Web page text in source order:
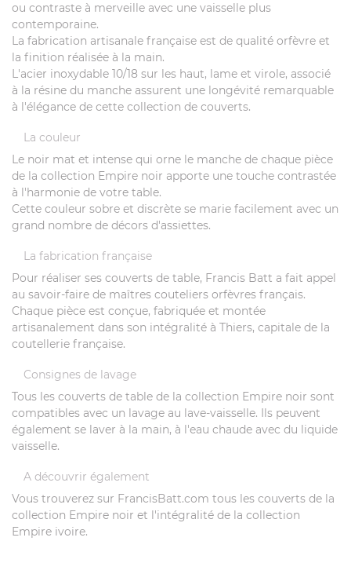
ou contraste à merveille avec une vaisselle plus
contemporaine.
La fabrication artisanale française est de qualité orfèvre et
la finition réalisée à la main.
L'acier inoxydable 10/18 sur les haut, lame et virole, associé
à la résine du manche assurent une longévité remarquable
à l'élégance de cette collection de couverts.
La couleur
Le noir mat et intense qui orne le manche de chaque pièce
de la collection Empire noir apporte une touche contrastée
à l'harmonie de votre table.
Cette couleur sobre et discrète se marie facilement avec un
grand nombre de décors d'assiettes.
La fabrication française
Pour réaliser ses couverts de table, Francis Batt a fait appel
au savoir-faire de maîtres couteliers orfèvres français.
Chaque pièce est conçue, fabriquée et montée
artisanalement dans son intégralité à Thiers, capitale de la
coutellerie française.
Consignes de lavage
Tous les couverts de table de la collection Empire noir sont
compatibles avec un lavage au lave-vaisselle. Ils peuvent
également se laver à la main, à l'eau chaude avec du liquide
vaisselle.
A découvrir également
Vous trouverez sur FrancisBatt.com tous les couverts de la
collection Empire noir et l'intégralité de la collection
Empire ivoire.